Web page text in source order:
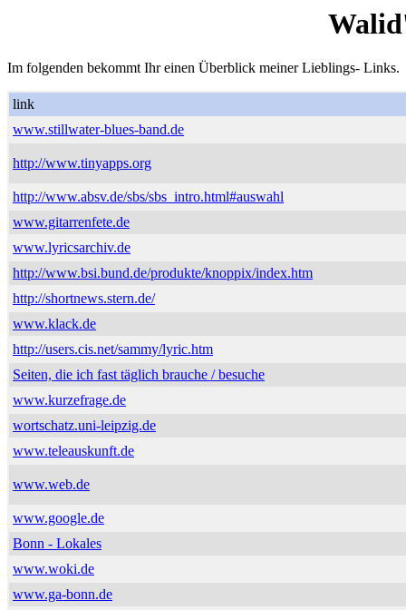
Im folgenden bekommt Ihr einen Überblick meiner Lieblings- Links.
link
www.stillwater-blues-band.de
http://www.tinyapps.org
http://www.absv.de/sbs/sbs_intro.html#auswahl
www.gitarrenfete.de
www.lyricsarchiv.de
http://www.bsi.bund.de/produkte/knoppix/index.htm
http://shortnews.stern.de/
www.klack.de
http://users.cis.net/sammy/lyric.htm
Seiten, die ich fast täglich brauche / besuche
www.kurzefrage.de
wortschatz.uni-leipzig.de
www.teleauskunft.de
www.web.de
www.google.de
Bonn - Lokales
www.woki.de
www.ga-bonn.de